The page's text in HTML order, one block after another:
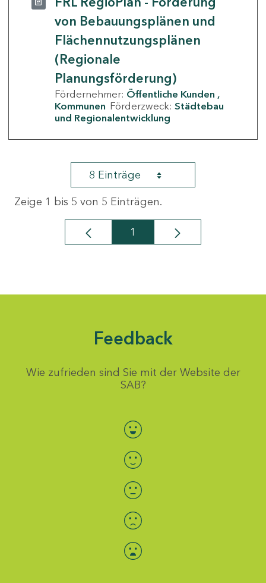
von Bebauungsplänen und
Flächennutzungsplänen
(Regionale
Planungsförderung)
Fördernehmer: Öffentliche Kunden
Kommunen Förderzweck: Städtebau
und Regionalentwicklung
8 Einträge
Zeige 1 bis 5 von 5 Einträgen.
Seite
1
Feedback
Wie zufrieden sind Sie mit der Website der
SAB?
Bewertung auswählen